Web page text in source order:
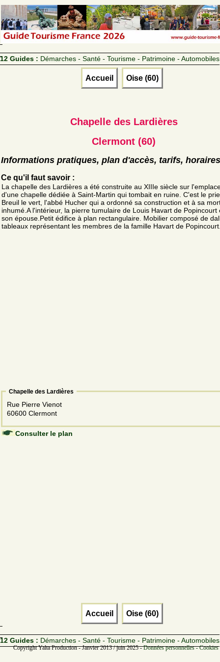
12 Guides : Démarches - Santé - Tourisme - Patrimoine - Automobiles
Accueil Oise (60)
Chapelle des Lardières
Clermont (60)
Informations pratiques, plan d'accès, tarifs, horaires
Ce qu'il faut savoir :
La chapelle des Lardières a été construite au XIIIe siècle sur
d'une chapelle dédiée à Saint-Martin qui tombait en ruine. C'est le
Breuil le vert, l'abbé Hucher qui a ordonné sa construction et à sa
inhumé.A l'intérieur, la pierre tumulaire de Louis Havart de Popincourt
son épouse.Petit édifice à plan rectangulaire. Mobilier composé de
tableaux représentant les membres de la famille Havart de
Chapelle des Lardières
Rue Pierre Vienot
60600 Clermont
Consulter le plan
Accueil Oise (60)
12 Guides : Démarches - Santé - Tourisme - Patrimoine - Automobiles
Copyright Yalta Production - Janvier 2013 / juin 2025 -Données personnelles -